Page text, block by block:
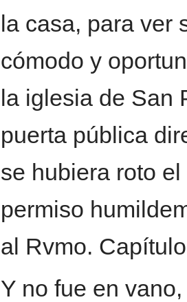
la casa, para ver
cómodo y
la iglesia de San
puerta pública
se hubiera roto
permiso
al Rvmo.
Y no fue en